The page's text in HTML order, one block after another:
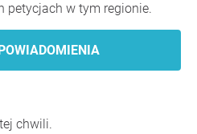
petycjach w tym regionie.
chwili.